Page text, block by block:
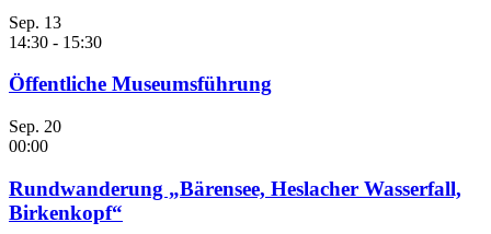
Sep. 13
14:30 - 15:30
Öffentliche Museumsführung
Sep. 20
00:00
Rundwanderung „Bärensee, Heslacher Wasserfall,
Birkenkopf“